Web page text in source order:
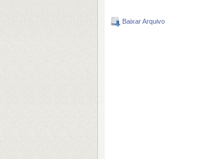
Baixar Arquivo